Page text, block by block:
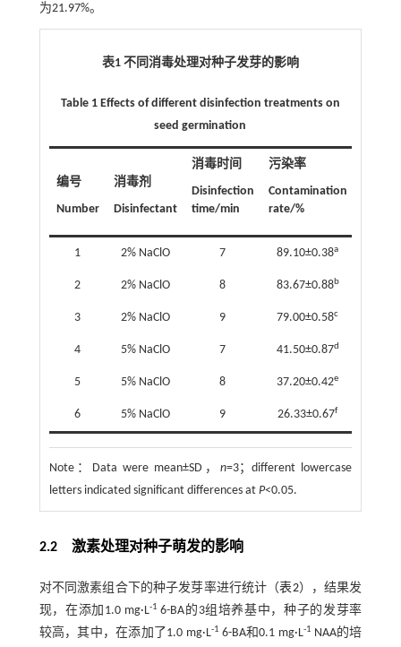
为21.97%。
表1 不同消毒处理对种子发芽的影响
Table 1 Effects of different disinfection treatments on
seed germination
编号
Number
消毒剂
Disinfectant
消毒时间
Disinfection
time/min
污染率
Contamination
rate/%
1 2% NaClO 7 89.10±0.38a
2 2% NaClO 8 83.67±0.88b
3 2% NaClO 9 79.00±0.58c
4 5% NaClO 7 41.50±0.87d
5 5% NaClO 8 37.20±0.42e
6 5% NaClO 9 26.33±0.67f
Note： Data were mean±SD，n=3；different lowercase
letters indicated significant differences at P<0.05.
2.2 激素处理对种子萌发的影响
对不同激素组合下的种子发芽率进行统计（表2），结果发
现，在添加1.0 mg·L-1 6-BA的3组培养基中，种子的发芽率
较高，其中，在添加了1.0 mg·L-1 6-BA和0.1 mg·L-1 NAA的培